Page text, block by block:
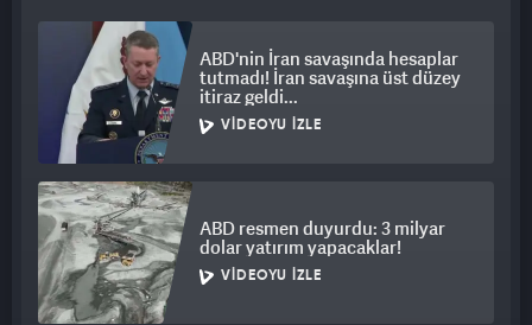
ABD'nin İran savaşında hesaplar
tutmadı! İran savaşına üst düzey
itiraz geldi...
VIDEOYU İZLE
ABD resmen duyurdu: 3 milyar
dolar yatırım yapacaklar!
VIDEOYU İZLE